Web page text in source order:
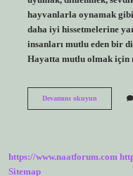
hayvanlarla oynamak
daha iyi hissetmelerine
insanları mutlu eden bir
Hayatta mutlu olmak
Devamını okuyunInsanları
https://www.naatforum.com
Sitemap